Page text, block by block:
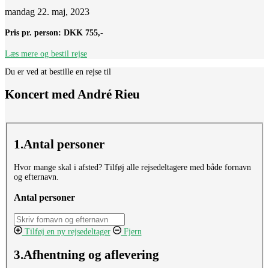
mandag 22. maj, 2023
Pris pr. person: DKK 755,-
Læs mere og bestil rejse
Du er ved at bestille en rejse til
Koncert med André Rieu
1.Antal personer
Hvor mange skal i afsted? Tilføj alle rejsedeltagere med både fornavn
og efternavn.
Antal personer
Tilføj en ny rejsedeltager Fjern
3.Afhentning og aflevering